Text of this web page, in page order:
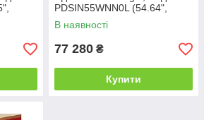
PDSIN55WNN0L (54.64",
товщина шва 3.5 мм,
яскравість 500
В наявності
77 280 ₴
Купити